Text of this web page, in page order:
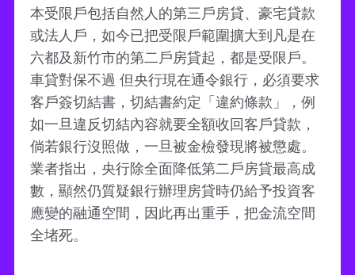
本受限戶包括自然人的第三戶房貸、豪宅貸款
或法人戶，如今已把受限戶範圍擴大到凡是在
六都及新竹市的第二戶房貸起，都是受限戶。
車貸對保不過 但央行現在通令銀行，必須要求
客戶簽切結書，切結書約定「違約條款」，例
如一旦違反切結內容就要全額收回客戶貸款，
倘若銀行沒照做，一旦被金檢發現將被懲處。
業者指出，央行除全面降低第二戶房貸最高成
數，顯然仍質疑銀行辦理房貸時仍給予投資客
應變的融通空間，因此再出重手，把金流空間
全堵死。